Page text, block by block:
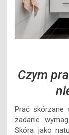
Czym
Prać skórzane
zadanie
Skóra, jako